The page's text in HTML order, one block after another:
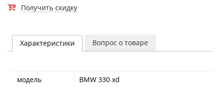
Получить скидку
Характеристики Вопрос о товаре
модель
BMW 330 xd